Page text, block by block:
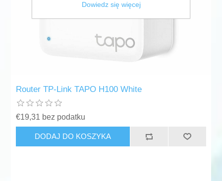
Router TP-Link TAPO H100 White
€19,31 bez podatku
DODAJ DO KOSZYKA
Dowiedz się więcej